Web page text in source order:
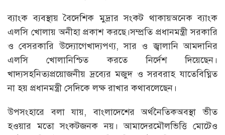
ব্যাংক ব্যবস্থায় বৈদেশিক মুদ্রার সংকট থাকায়অনেক ব্যাংক
এলসি খোলায় অনীহা প্রকাশ করছে।সম্প্রতি প্রধানমন্ত্রী সরকারি
ও বেসরকারি উদ্যোগেখাদ্যপণ্য, সার ও জ্বালানি আমদানির
এলসি খোলানিশ্চিত করতে নির্দেশ দিয়েছেন।
খাদ্যসহনিত্যপ্রয়োজনীয় দ্রব্যের মজুদ ও সরবরাহ যাতেবিঘ্নিত
না হয় প্রধানমন্ত্রী সেদিকে লক্ষ রাখার কথাবলেছেন।
উপসংহারে বলা যায়, বাংলাদেশের অর্থনৈতিকঅবস্থা ভীত
হওয়ার মতো সংকটজনক নয়। আমাদেরমৌলভিত্তি মোটেও